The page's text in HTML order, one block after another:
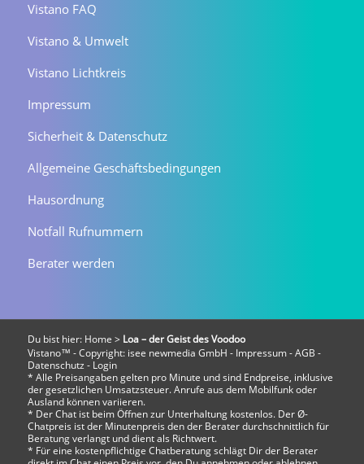
Vistano FAQ
Vistano & Umwelt
Vistano Lichtkreis
Impressum
Sicherheit & Datenschutz
Allgemeine Geschäftsbedingungen
Hausordnung
Notfall Rufnummern
Berater werden
Du bist hier: Home > Loa – der Geist des Voodoo
Vistano™ - Copyright: isee newmedia GmbH - Impressum-AGB -
Datenschutz - Login
* Alle Preisangaben gelten pro Minute und sind Endpreise, inklusive
der gesetzlichen Umsatzsteuer. Anrufe aus dem Mobilfunk oder
Ausland können variieren.
* Der Chat ist beim Öffnen zur Unterhaltung kostenlos. Der Ø-
Chatpreis ist der Minutenpreis den der Berater durchschnittlich für
Beratung verlangt und dient als Richtwert.
* Für eine kostenpflichtige Chatberatung schlägt Dir der Berater